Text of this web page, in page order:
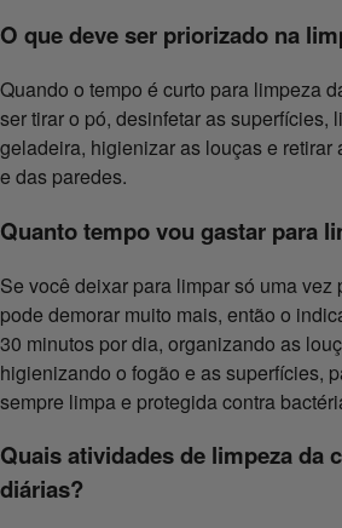
O que deve ser priorizado na
Quando o tempo é curto para limpeza
ser tirar o pó, desinfetar as superfícies,
geladeira, higienizar as louças e retirar
e das paredes.
Quanto tempo vou gastar para
Se você deixar para limpar só uma vez
pode demorar muito mais, então o
30 minutos por dia, organizando as
higienizando o fogão e as superfícies,
sempre limpa e protegida contra
Quais atividades de limpeza da
diárias?